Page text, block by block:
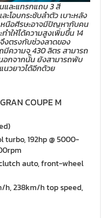
และแทรกแถบ 3 สี
อบกระชับลำตัว เบาะหลัง
นือศีรษะอาจมีปัญหากับคน
ำให้ได้ความสูงเพิ่มขึ้น 14
งตรงกับช่วงลาดของ
ความจุ 430 ลิตร สามารถ
อกจากนั้น ยังสามารถพับ
นวยาวได้อีกด้วย
COUPE M
turbo, 192hp @ 5000-
auto, front-wheel
h, 238km/h top speed,